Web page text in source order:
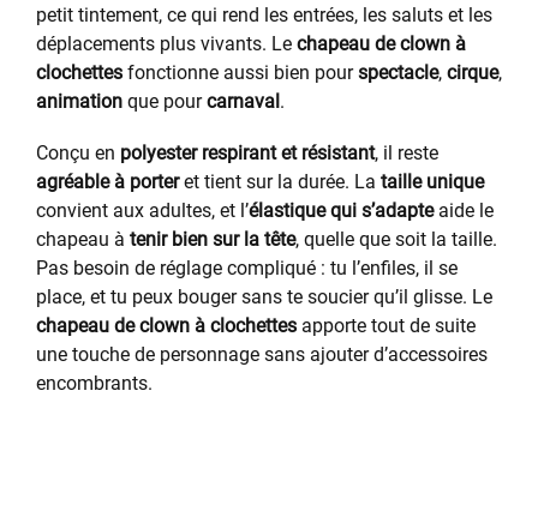
petit tintement, ce qui rend les entrées, les saluts et les
déplacements plus vivants. Le chapeau de clown à
clochettes fonctionne aussi bien pourspectacle, cirque,
animation que pourcarnaval .
Conçu en polyester respirant et résistant, il reste
agréable à porteret tient sur la durée. La taille unique
convient aux adultes, et l’élastique qui s’adapteaide le
chapeau à tenir bien sur la tête, quelle que soit la taille.
Pas besoin de réglage compliqué : tu l’enfiles, il se
place, et tu peux bouger sans te soucier qu’il glisse. Le
chapeau de clown à clochettes apporte tout de suite
une touche de personnage sans ajouter d’accessoires
encombrants.